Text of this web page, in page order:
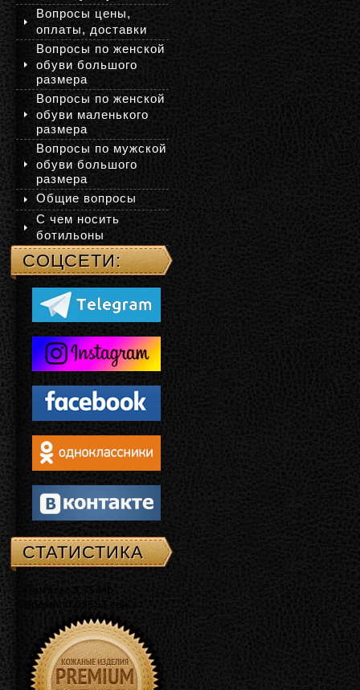
Вопросы цены,
оплаты, доставки
Вопросы по женской
обуви большого
размера
Вопросы по женской
обуви маленького
размера
Вопросы по мужской
обуви большого
размера
Общие вопросы
С чем носить
ботильоны
СОЦСЕТИ:
СТАТИСТИКА
Память: 3.75 Mb
Время: 0.03553 сек.